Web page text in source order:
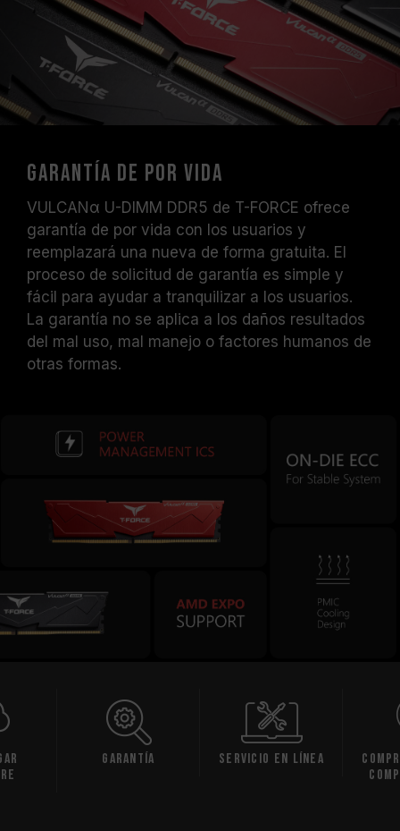
Garantía de por vida
VULCANα U-DIMM DDR5 de T-FORCE ofrece
garantía de por vida con los usuarios y
reemplazará una nueva de forma gratuita. El
proceso de solicitud de garantía es simple y
fácil para ayudar a tranquilizar a los usuarios.
La garantía no se aplica a los daños resultados
del mal uso, mal manejo o factores humanos de
otras formas.
Garantía Servicio en línea